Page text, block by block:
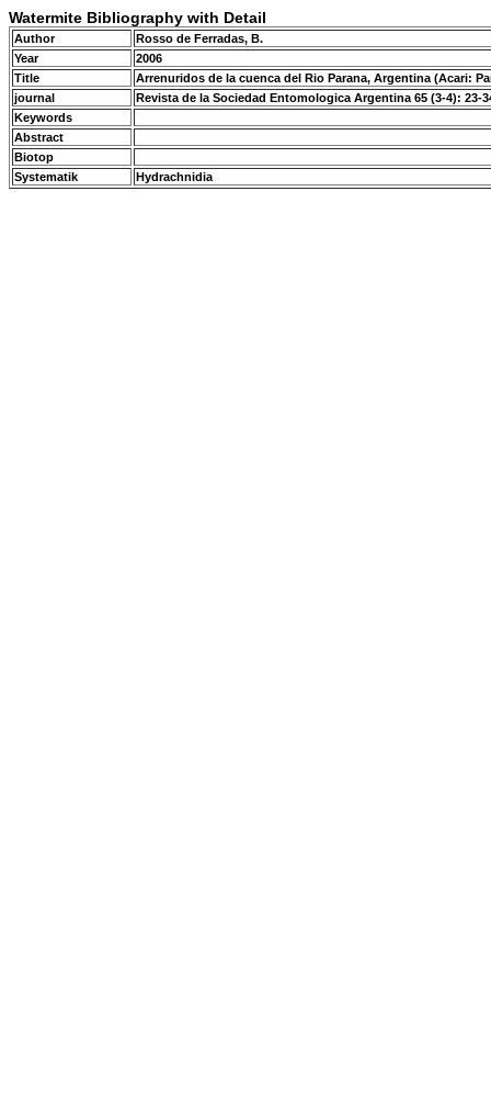
Watermite Bibliography with Detail
Author
Rosso de Ferradas, B.
Year
2006
Title
Arrenuridos de la cuenca del Rio Parana, Argentina (Acari:
journal
Revista de la Sociedad Entomologica Argentina 65 (3-4): 23-
Keywords
Abstract
Biotop
Systematik
Hydrachnidia